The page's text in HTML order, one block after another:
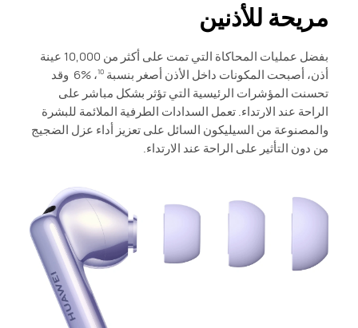
مريحة للأذنين
بفضل عمليات المحاكاة التي تمت على أكثر من 10,000 عينة
أذن، أصبحت المكونات داخل الأذن أصغر بنسبة ‎ 6% ‎،10
وقد
تحسنت المؤشرات الرئيسية التي تؤثر بشكل مباشر على
الراحة عند الارتداء. تعمل السدادات الطرفية الملائمة للبشرة
والمصنوعة من السيليكون السائل على تعزيز أداء عزل الضجيج
من دون التأثير على الراحة عند الارتداء.